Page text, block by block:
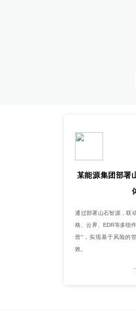
某能源集团部署
通过部署山石智源，联
格、云界、EDR等多组
营”，实现基于风险的
效。